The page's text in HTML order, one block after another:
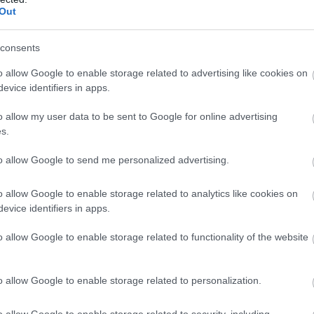
allow Google to enable storage related to advertising like cookies on
identifiers in apps.
allow my user data to be sent to Google for online advertising
allow Google to send me personalized advertising.
allow Google to enable storage related to analytics like cookies on
identifiers in apps.
allow Google to enable storage related to functionality of the website
allow Google to enable storage related to personalization.
dolga volt, de González
Moto2-es futamot a Balaton
Salač és Senna Agius előtt.